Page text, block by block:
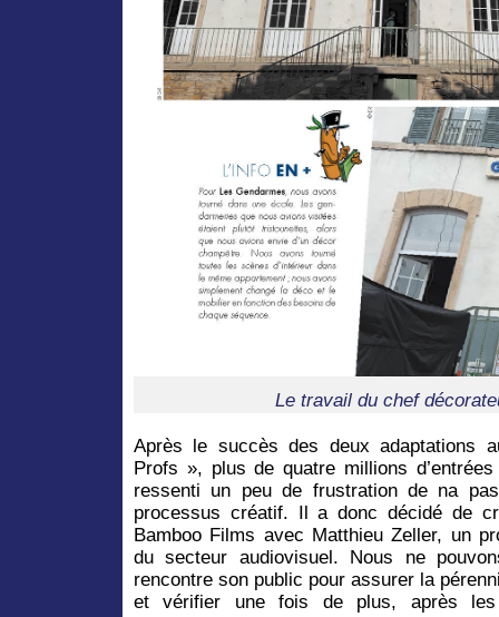
Le travail du chef
Après le succès des deux adaptations
Profs », plus de quatre millions
ressenti un peu de frustration de na
processus créatif. Il a donc décidé de
Bamboo Films avec Matthieu Zeller, un
du secteur audiovisuel. Nous ne
rencontre son public pour assurer la
et vérifier une fois de plus, après les